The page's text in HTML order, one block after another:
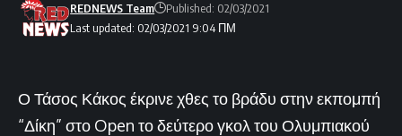
Last updated: 02/03/2021 9:04 ΠΜ
REDNEWS Team Published: 02/03/2021
Ο Τάσος Κάκος έκρινε χθες το βράδυ στην εκπομπή
“Δίκη” στο Open το δεύτερο γκολ του Ολυμπιακού